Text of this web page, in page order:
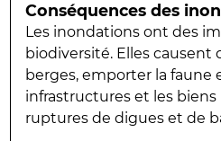
Conséquences des
Les inondations ont des
biodiversité. Elles
berges, emporter la faune
infrastructures et les
ruptures de digues et de